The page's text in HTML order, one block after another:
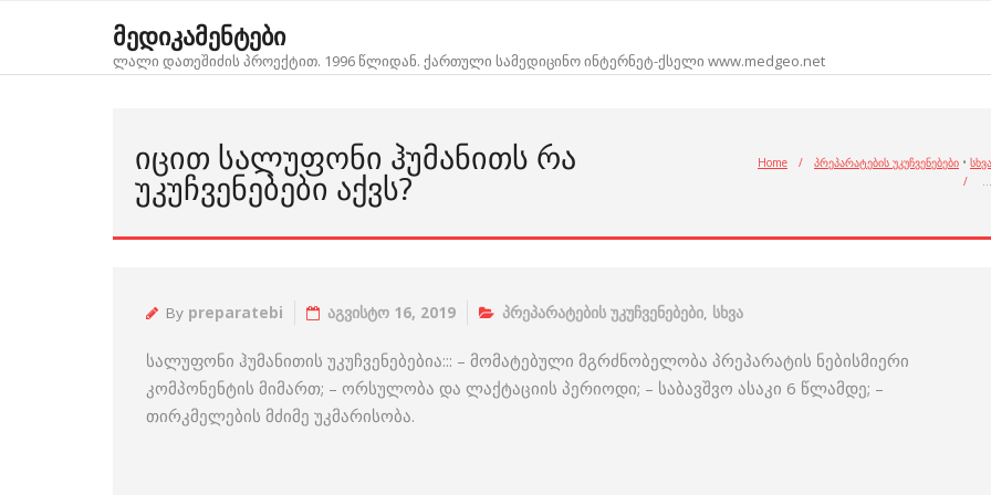
მედიკამენტები
ლალი დათეშიძის პროექტით. 1996 წლიდან. ქართული სამედიცინო ინტერნეტ-ქსელი www.medgeo.net
ᲘᲪᲘᲗ ᲡᲐᲚᲣᲤᲝᲜᲘ ᲰᲣᲛᲐᲜᲘᲗᲡ ᲠᲐ
ᲣᲙᲣᲩᲕᲔᲜᲔᲑᲔᲑᲘ ᲐᲥᲕᲡ?
Home / პრეპარატების უკუჩვენებები • სხვა
/
…
By preparatebi აგვისტო 16, 2019 პრეპარატების უკუჩვენებები, სხვა
სალუფონი ჰუმანითის უკუჩვენებებია::: – მომატებული მგრძნობელობა პრეპარატის ნებისმიერი
კომპონენტის მიმართ; – ორსულობა და ლაქტაციის პერიოდი; – საბავშვო ასაკი 6 წლამდე; –
თირკმელების მძიმე უკმარისობა.